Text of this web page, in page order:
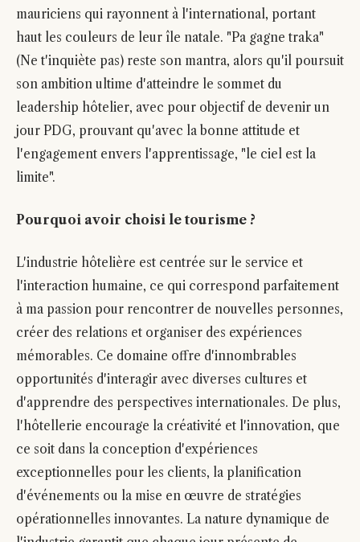
mauriciens qui rayonnent à l'international, portant
haut les couleurs de leur île natale. "Pa gagne traka"
(Ne t'inquiète pas) reste son mantra, alors qu'il poursuit
son ambition ultime d'atteindre le sommet du
leadership hôtelier, avec pour objectif de devenir un
jour PDG, prouvant qu'avec la bonne attitude et
l'engagement envers l'apprentissage, "le ciel est la
limite".
Pourquoi avoir choisi le tourisme ?
L'industrie hôtelière est centrée sur le service et
l'interaction humaine, ce qui correspond parfaitement
à ma passion pour rencontrer de nouvelles personnes,
créer des relations et organiser des expériences
mémorables. Ce domaine offre d'innombrables
opportunités d'interagir avec diverses cultures et
d'apprendre des perspectives internationales. De plus,
l'hôtellerie encourage la créativité et l'innovation, que
ce soit dans la conception d'expériences
exceptionnelles pour les clients, la planification
d'événements ou la mise en œuvre de stratégies
opérationnelles innovantes. La nature dynamique de